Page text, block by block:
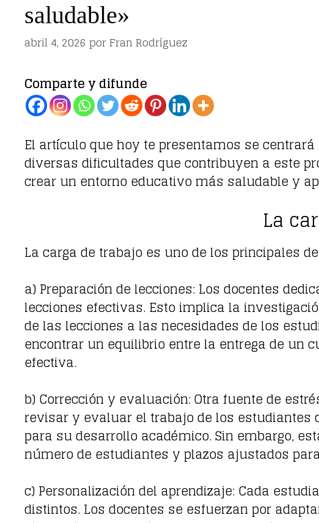
saludable»
abril 4, 2026 porFran Rodríguez
Comparte y difunde
El artículo que hoy te presentamos se
diversas dificultades que contribuyen a este
crear un entorno educativo más saludable y
La
La carga de trabajo es uno de los principales
a) Preparación de lecciones: Los docentes
lecciones efectivas. Esto implica la
de las lecciones a las necesidades de los
encontrar un equilibrio entre la entrega de un
efectiva.
b) Corrección y evaluación: Otra fuente de
revisar y evaluar el trabajo de los
para su desarrollo académico. Sin embargo,
número de estudiantes y plazos ajustados
c) Personalización del aprendizaje: Cada
distintos. Los docentes se esfuerzan por